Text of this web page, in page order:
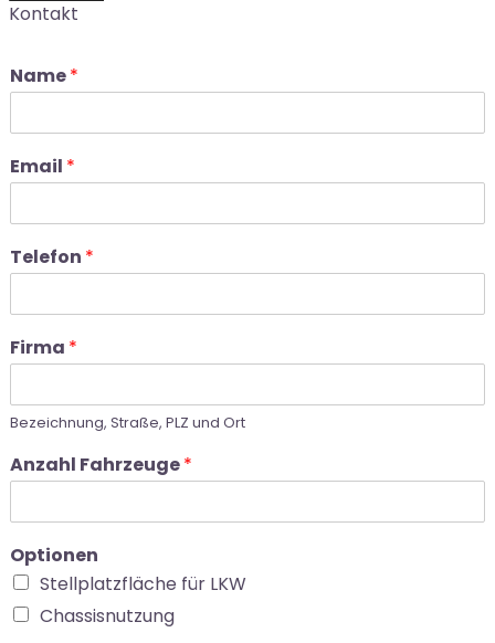
Kontakt
Name*
Email *
Telefon *
Firma *
Bezeichnung, Straße, PLZ und Ort
Anzahl Fahrzeuge*
Optionen
Stellplatzfläche für LKW
Chassisnutzung